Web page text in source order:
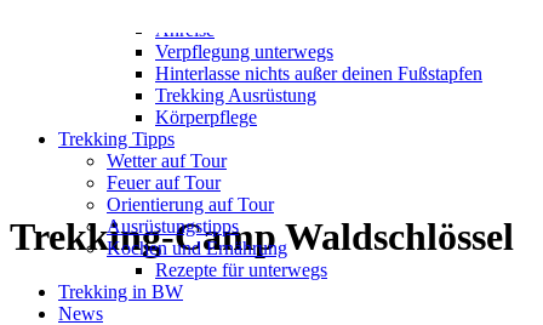
Anreise
Verpflegung unterwegs
Hinterlasse nichts außer deinen Fußstapfen
Trekking Ausrüstung
Körperpflege
Trekking Tipps
Wetter auf Tour
Feuer auf Tour
Orientierung auf Tour
Ausrüstungstipps
Kochen und Ernährung
Rezepte für unterwegs
Trekking in BW
News
Trekking-Camp Waldschlössel